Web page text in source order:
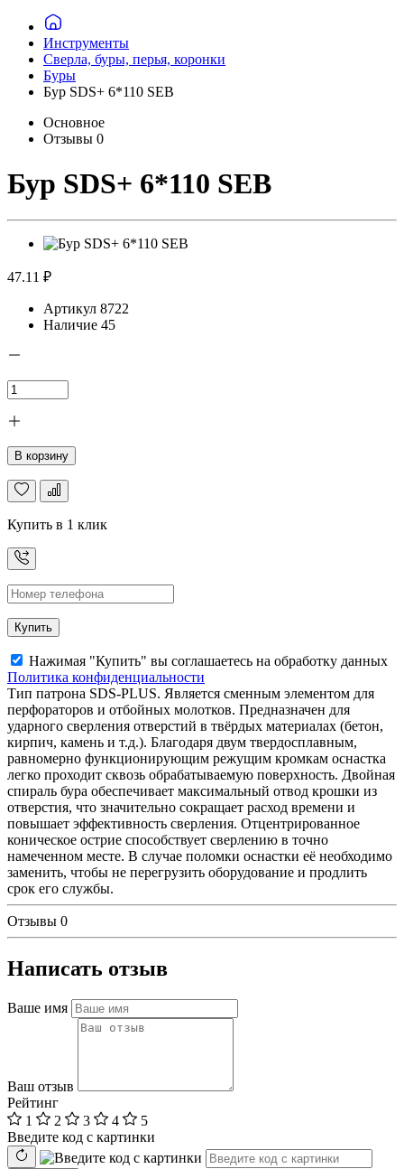
Инструменты
Сверла, буры, перья, коронки
Буры
Бур SDS+ 6*110 SEB
Основное
Отзывы 0
Бур SDS+ 6*110 SEB
47.11 ₽
Артикул 8722
Наличие 45
В корзину
Купить в 1 клик
Купить
Нажимая "Купить" вы соглашаетесь на обработку данных
Политика конфиденциальности
Тип патрона SDS-PLUS. Является сменным элементом для
перфораторов и отбойных молотков. Предназначен для
ударного сверления отверстий в твёрдых материалах (бетон,
кирпич, камень и т.д.). Благодаря двум твердосплавным,
равномерно функционирующим режущим кромкам оснастка
легко проходит сквозь обрабатываемую поверхность. Двойная
спираль бура обеспечивает максимальный отвод крошки из
отверстия, что значительно сокращает расход времени и
повышает эффективность сверления. Отцентрированное
коническое острие способствует сверлению в точно
намеченном месте. В случае поломки оснастки её необходимо
заменить, чтобы не перегрузить оборудование и продлить
срок его службы.
Отзывы 0
Написать отзыв
Ваше имя
Ваш отзыв
Рейтинг
1
2 3 4
5
Введите код с картинки